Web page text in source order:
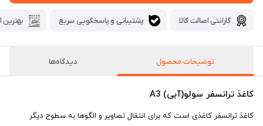
گارانتی اصالت کالا پشتیبانی و پاسخگویی سریع بهترین
توضیحات محصول دیدگاه‌ها
کاغذ ترانسفر سولو(آبی) A3
کاغذ ترانسفر کاغذی است که برای انتقال تصاویر و الگوها به سطوح دیگر